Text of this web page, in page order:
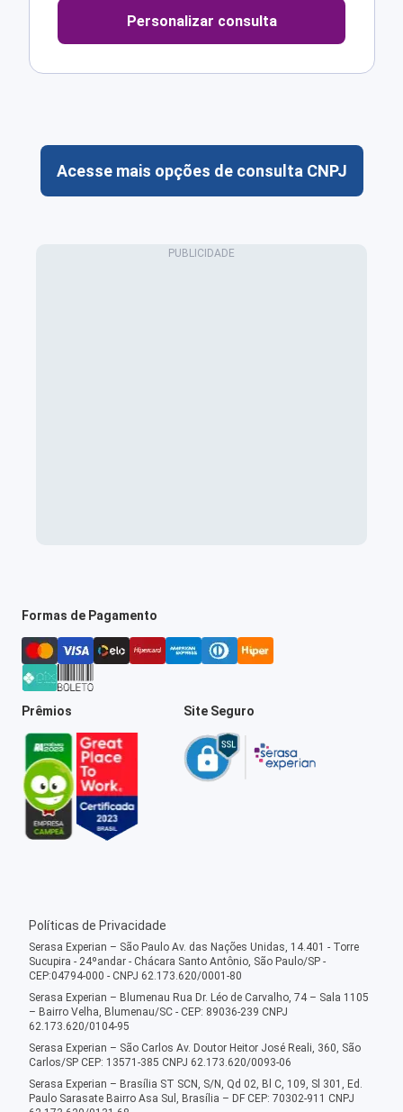
Personalizar consulta
Acesse mais opções de consulta CNPJ
Formas de Pagamento
Prêmios Site Seguro
Políticas de Privacidade
Serasa Experian – São Paulo Av. das Nações Unidas, 14.401 - Torre
Sucupira - 24ºandar - Chácara Santo Antônio, São Paulo/SP -
CEP:04794-000 - CNPJ 62.173.620/0001-80
Serasa Experian – Blumenau Rua Dr. Léo de Carvalho, 74 – Sala 1105
– Bairro Velha, Blumenau/SC - CEP: 89036-239 CNPJ
62.173.620/0104-95
Serasa Experian – São Carlos Av. Doutor Heitor José Reali, 360, São
Carlos/SP CEP: 13571-385 CNPJ 62.173.620/0093-06
Serasa Experian – Brasília ST SCN, S/N, Qd 02, Bl C, 109, Sl 301, Ed.
Paulo Sarasate Bairro Asa Sul, Brasília – DF CEP: 70302-911 CNPJ